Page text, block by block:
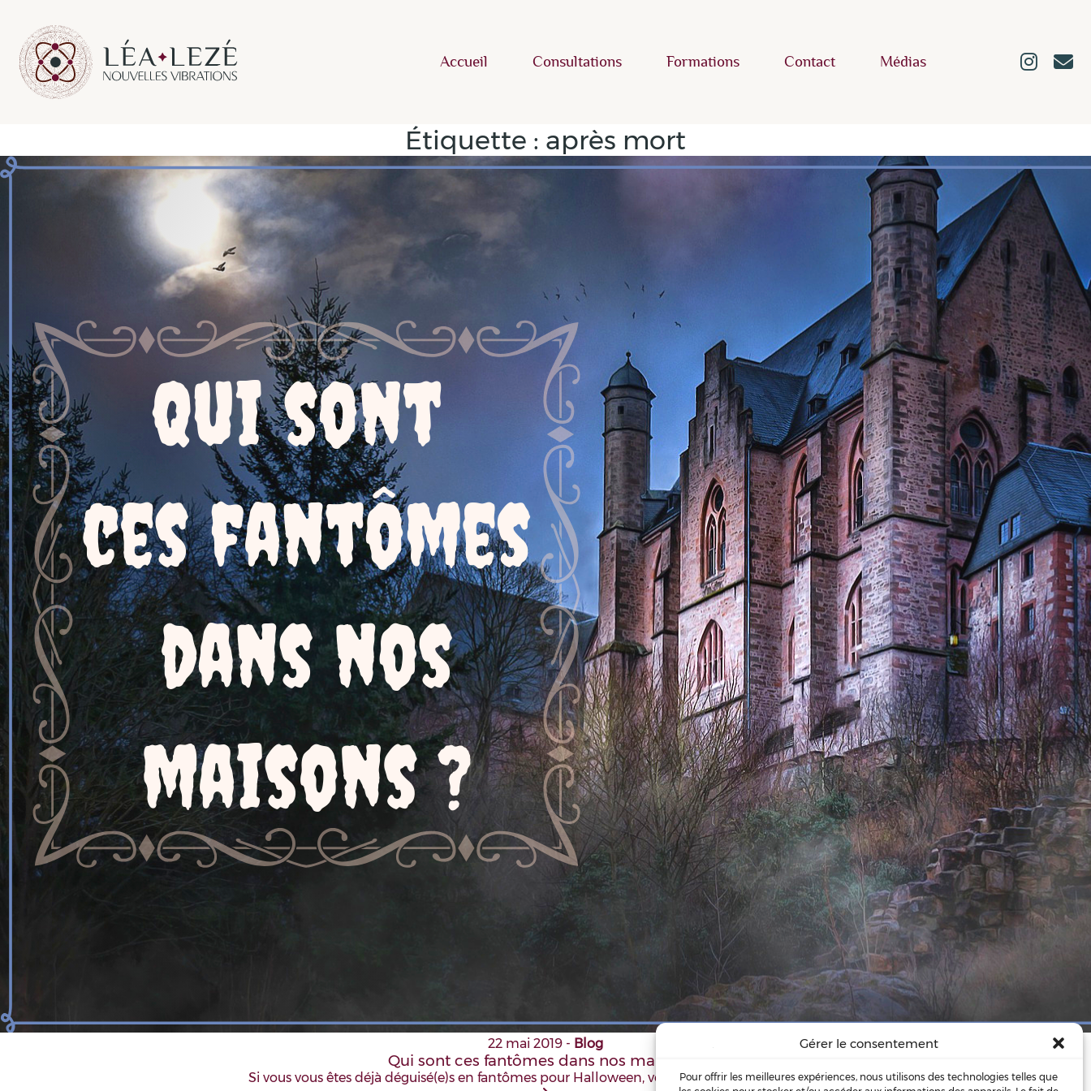
Gérer le consentement
Pour offrir les meilleures expériences, nous utilisons des technologies telles que
Accueil Consultations Formations Contact Médias
Étiquette : après mort
22 mai 2019 - Blog
Qui sont ces fantômes dans nos maisons ?
Si vous vous êtes déjà déguisé(e)s en fantômes pour Halloween, vous allez être heureux(se) de …